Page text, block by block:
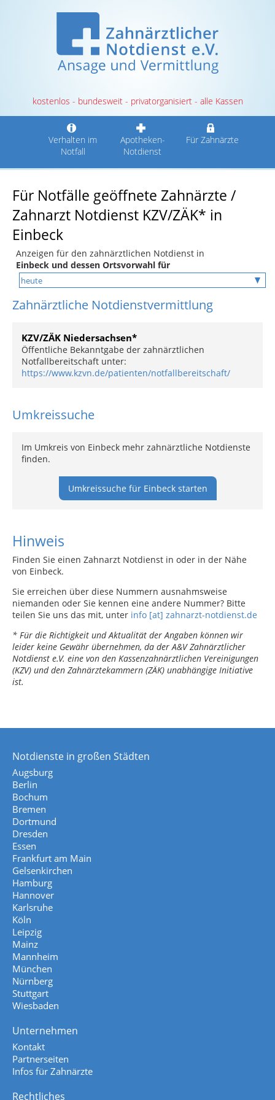
kostenlos - bundesweit - privatorganisiert - alle Kassen
Verhalten im
Notfall
Apotheken-
Notdienst
Für Zahnärzte
Für Notfälle geöffnete Zahnärzte /
Zahnarzt Notdienst KZV/ZÄK* in
Einbeck
Anzeigen für den zahnärztlichen Notdienst in
Einbeck und dessen Ortsvorwahl für
Zahnärztliche Notdienstvermittlung
KZV/ZÄK Niedersachsen*
Öffentliche Bekanntgabe der zahnärztlichen
Notfallbereitschaft unter:
https://www.kzvn.de/patienten/notfallbereitschaft/
Umkreissuche
Im Umkreis von Einbeck mehr zahnärztliche Notdienste
finden.
Umkreissuche für Einbeck starten
Hinweis
Finden Sie einen Zahnarzt Notdienst in oder in der Nähe
von Einbeck.
Sie erreichen über diese Nummern ausnahmsweise
niemanden oder Sie kennen eine andere Nummer? Bitte
teilen Sie uns das mit, unter info [at] zahnarzt-notdienst.de
* Für die Richtigkeit und Aktualität der Angaben können wir
leider keine Gewähr übernehmen, da der A&V Zahnärztlicher
Notdienst e.V. eine von den Kassenzahnärztlichen Vereinigungen
(KZV) und den Zahnärztekammern (ZÄK) unabhängige Initiative
ist.
Notdienste in großen Städten
Augsburg
Berlin
Bochum
Bremen
Dortmund
Dresden
Essen
Frankfurt am Main
Gelsenkirchen
Hamburg
Hannover
Karlsruhe
Köln
Leipzig
Mainz
Mannheim
München
Nürnberg
Stuttgart
Wiesbaden
Unternehmen
Kontakt
Partnerseiten
Infos für Zahnärzte
Rechtliches